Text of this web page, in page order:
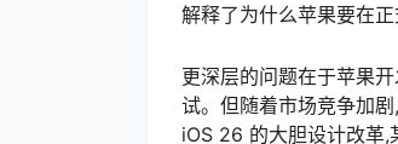
解释了为什么苹果要在
更深层的问题在于苹果
试。但随着市场竞争加
iOS 26 的大胆设计改革,